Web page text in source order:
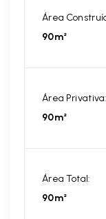
Área
90m²
Área Privativa:
90m²
Área Total:
90m²